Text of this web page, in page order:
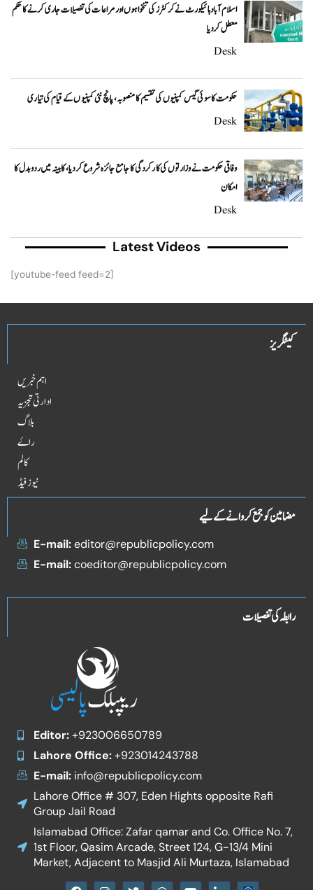
اسلام آباد ہائیکورٹ نے کرکٹرز کی تنخواہوں اور مراعات کی تفصیلات جاری کرنے کا حکم
معطل کر دیا
Desk
حکومت کا سوئی گیس کمپنیوں کی تقسیم کا منصوبہ، پانچ نئی کمپنیوں کے قیام کی تیاری
Desk
وفاقی حکومت نے وزارتوں کی کارکردگی کا جامع جائزہ شروع کر دیا، کابینہ میں ردوبدل کا
امکان
Desk
Latest Videos
[youtube-feed feed=2]
کیٹگریز
اہم خبریں
ادارتی تجزیہ
بلاگ
راۓ
کالم
نیوز فیڈ
مضامین کو جمع کروانے کے لیے
E-mail:editor@republicpolicy.com
E-mail:coeditor@republicpolicy.com
رابطہ کی تفصیلات
Editor:+923006650789
Lahore Office:+923014243788
E-mail:info@republicpolicy.com
Lahore Office # 307, Eden Hights opposite Rafi
Group Jail Road
Islamabad Office: Zafar qamar and Co. Office No. 7,
1st Floor, Qasim Arcade, Street 124, G-13/4 Mini
Market, Adjacent to Masjid Ali Murtaza, Islamabad
F I T W Y I